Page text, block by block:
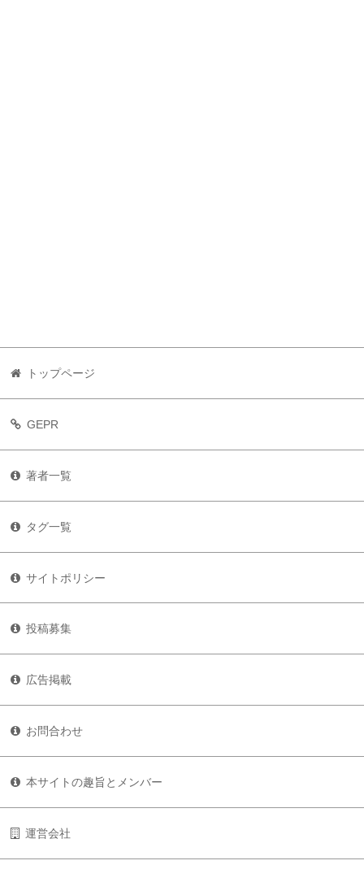
トップページ
GEPR
著者一覧
タグ一覧
サイトポリシー
投稿募集
広告掲載
お問合わせ
本サイトの趣旨とメンバー
運営会社